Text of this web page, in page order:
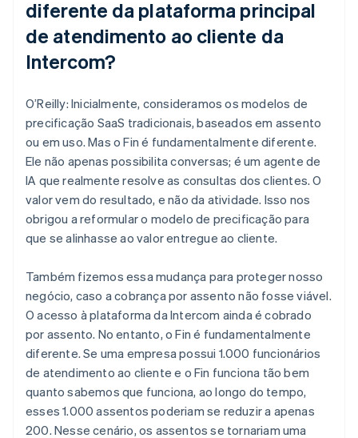
diferente da plataforma principal
de atendimento ao cliente da
Intercom?
O’Reilly: Inicialmente, consideramos os modelos de
precificação SaaS tradicionais, baseados em assento
ou em uso. Mas o Fin é fundamentalmente diferente.
Ele não apenas possibilita conversas; é um agente de
IA que realmente resolve as consultas dos clientes. O
valor vem do resultado, e não da atividade. Isso nos
obrigou a reformular o modelo de precificação para
que se alinhasse ao valor entregue ao cliente.
Também fizemos essa mudança para proteger nosso
negócio, caso a cobrança por assento não fosse viável.
O acesso à plataforma da Intercom ainda é cobrado
por assento. No entanto, o Fin é fundamentalmente
diferente. Se uma empresa possui 1.000 funcionários
de atendimento ao cliente e o Fin funciona tão bem
quanto sabemos que funciona, ao longo do tempo,
esses 1.000 assentos poderiam se reduzir a apenas
200. Nesse cenário, os assentos se tornariam uma